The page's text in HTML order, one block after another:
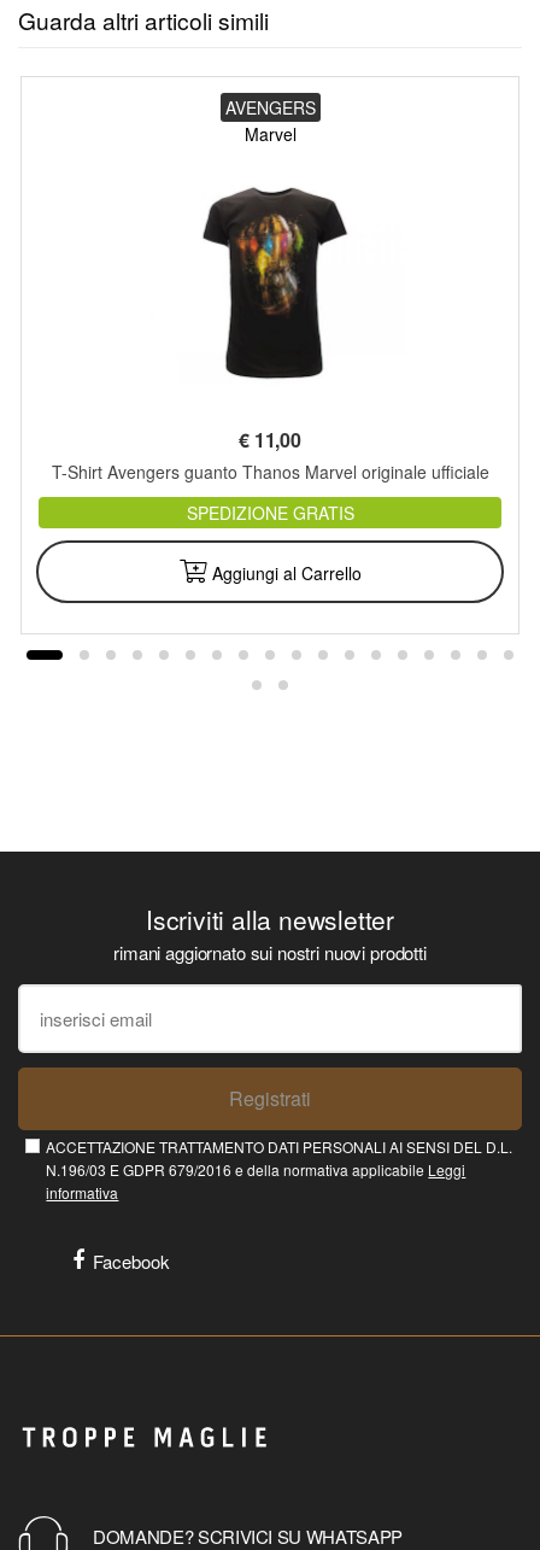
Guarda altri articoli simili
AVENGERS
Marvel
€ 11,00
T-Shirt Avengers guanto Thanos Marvel originale ufficiale
SPEDIZIONE GRATIS
Aggiungi al Carrello
Iscriviti alla newsletter
rimani aggiornato sui nostri nuovi prodotti
Registrati
ACCETTAZIONE TRATTAMENTO DATI PERSONALI AI SENSI DEL D.L.
N.196/03 E GDPR 679/2016 e della normativa applicabile Leggi
informativa
Facebook
DOMANDE? SCRIVICI SU WHATSAPP